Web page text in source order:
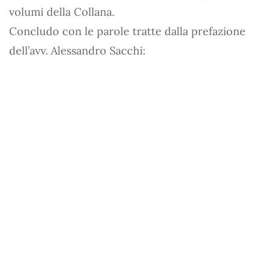
volumi della Collana.
Concludo con le parole tratte dalla prefazione
dell’avv. Alessandro Sacchi: